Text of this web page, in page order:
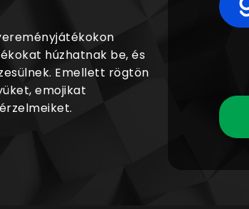
húzhatnak be, és
Emellett rögtön
emojikat